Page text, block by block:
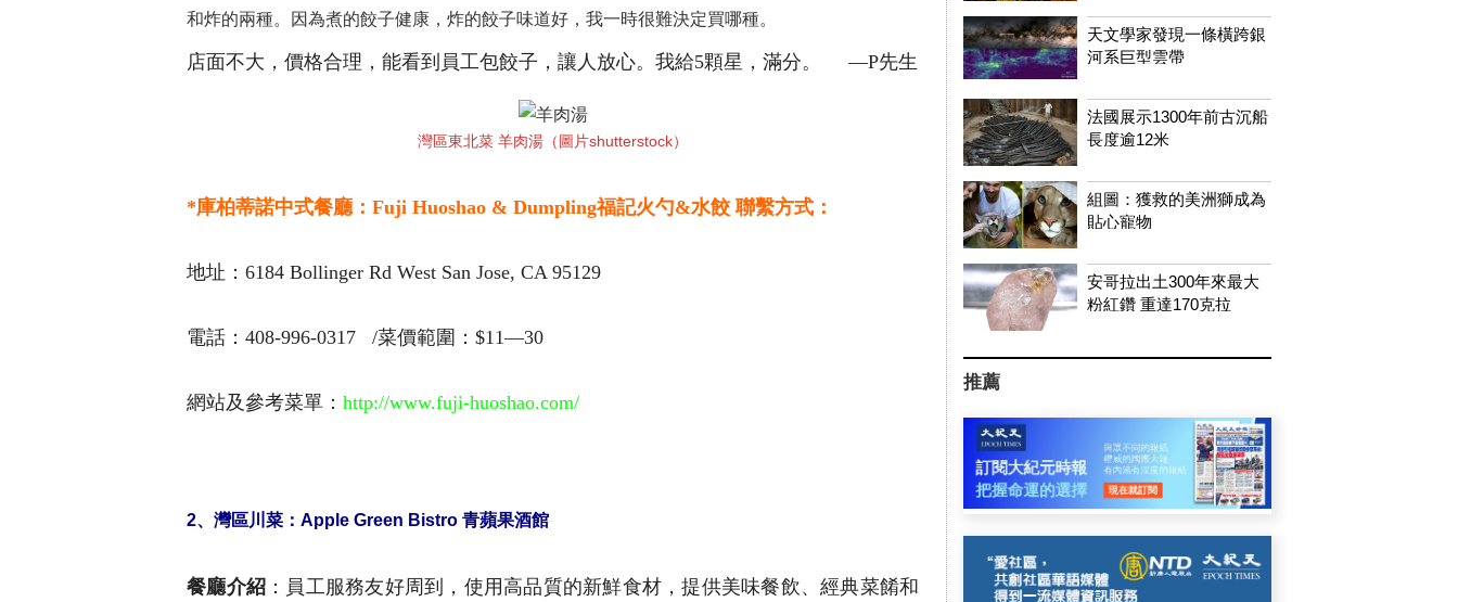
和炸的兩種。因為煮的餃子健康，炸的餃子味道好，我一時很難決定買哪種。
店面不大，價格合理，能看到員工包餃子，讓人放心。我給5顆星，滿分。 —P先生
灣區東北菜 羊肉湯（圖片shutterstock）
*庫柏蒂諾中式餐廳： Fuji Huoshao & Dumpling福記火勺&水餃 聯繫方式：
地址：6184 Bollinger Rd West San Jose, CA 95129
電話：408-996-0317 /菜價範圍：$11—30
網站及參考菜單： http://www.fuji-huoshao.com/
2、 灣區川菜 ： Apple Green Bistro 青蘋果酒館
餐廳介紹 ：員工服務友好周到，使用高品質的新鮮食材，提供美味餐飲、經典菜餚和
天文學家發現一條橫跨銀
河系巨型雲帶
法國展示1300年前古沉船
長度逾12米
組圖：獲救的美洲獅成為
貼心寵物
安哥拉出土300年來最大
粉紅鑽 重達170克拉
推薦